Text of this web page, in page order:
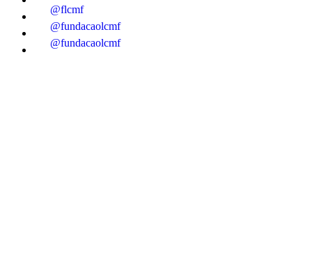
@flcmf
@fundacaolcmf
@fundacaolcmf